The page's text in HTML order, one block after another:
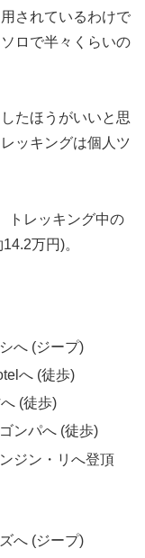
されているわけで
ロで半々くらいの
たほうがいいと思
ッキングは個人ツ
トレッキング中の
万円)。
へ (ジープ)
へ (徒歩)
(徒歩)
ンパへ (徒歩)
ジン・リへ登頂
へ (ジープ)